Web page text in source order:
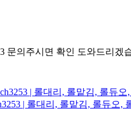
문의주시면 확인 도와드리겠
| 롤대리, 롤맡김, 롤듀오,
| 롤대리, 롤맡김, 롤듀오,